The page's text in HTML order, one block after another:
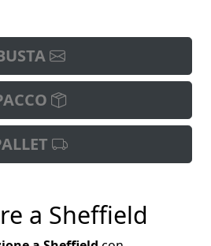
a Sheffield